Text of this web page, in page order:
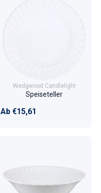
Wedgwood Candlelight
Speiseteller
Normaler Preis
Ab €15,61